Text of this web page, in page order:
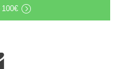
100€